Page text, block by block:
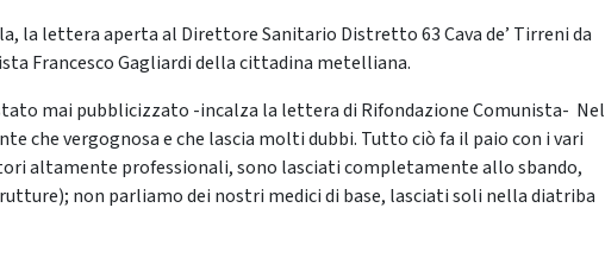
la lettera aperta al Direttore Sanitario Distretto 63 Cava de’ Tirreni da
Francesco Gagliardi della cittadina metelliana.
mai pubblicizzato -incalza la lettera di Rifondazione Comunista- Nel
che vergognosa e che lascia molti dubbi. Tutto ciò fa il paio con i vari
altamente professionali, sono lasciati completamente allo sbando,
non parliamo dei nostri medici di base, lasciati soli nella diatriba